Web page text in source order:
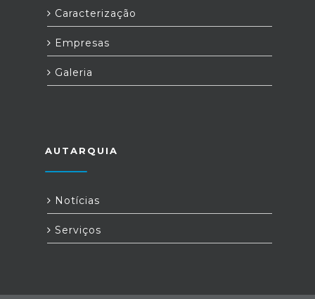
Caracterização
Empresas
Galeria
AUTARQUIA
Notícias
Serviços